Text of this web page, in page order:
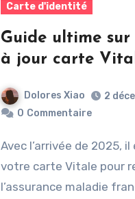
Carte d'identité
Guide ultime
à jour carte
Dolores Xiao
2
0 Commentaire
Avec l’arrivée de 2025, il est temps de mettre à jour
votre carte Vitale pour
l’assurance maladie